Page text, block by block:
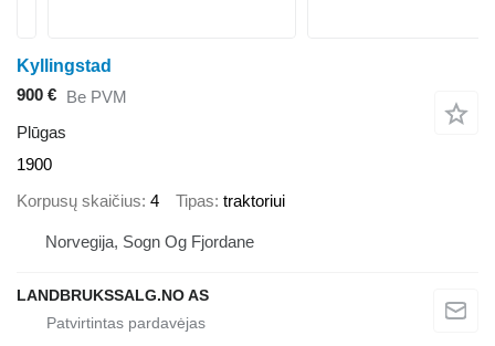
Kyllingstad
900 € Be PVM
Plūgas
1900
Korpusų skaičius 4 Tipas traktoriui
Norvegija, Sogn Og Fjordane
LANDBRUKSSALG.NO AS